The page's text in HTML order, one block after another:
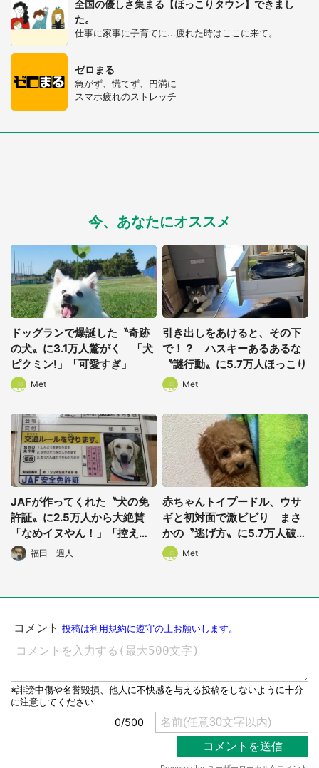
全国の優しさ集まる【ほっこりタウン】できまし
た。
仕事に家事に子育てに...疲れた時はここに来て。
ゼロまる
急がず、慌てず、円満に
スマホ疲れのストレッチ
今、あなたにオススメ
ドッグランで爆誕した〝奇跡
の犬〟に3.1万人驚がく 「犬
ピクミン!」「可愛すぎ」
Met
引き出しをあけると、その下
で！？ ハスキーあるあるな
〝謎行動〟に5.7万人ほっこり
Met
JAFが作ってくれた〝犬の免
許証〟に2.5万人から大絶賛
「なめイヌやん！」「控えめ
に言って良すぎる」
福田 週人
赤ちゃんトイプードル、ウサ
ギと初対面で激ビビり まさ
かの〝逃げ方〟に5.7万人破顔
「人生一周目すぎ」
Met